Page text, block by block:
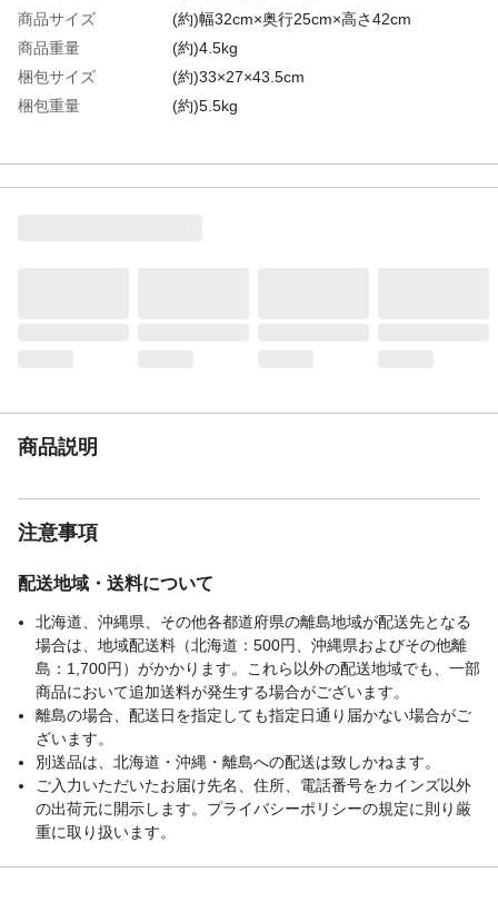
商品サイズ
(約)幅32cm×奥行25cm×高さ42cm
商品重量
(約)4.5kg
梱包サイズ
(約)33×27×43.5cm
梱包重量
(約)5.5kg
その他
完成品※使用している小物等は演出品で
す。 ※天然木を使用しているため、製品
商品説明
注意事項
配送地域・送料について
北海道、沖縄県、その他各都道府県の離島地域が配送先となる
場合は、地域配送料（北海道：500円、沖縄県およびその他離
島：1,700円）がかかります。これら以外の配送地域でも、一部
商品において追加送料が発生する場合がございます。
離島の場合、配送日を指定しても指定日通り届かない場合がご
ざいます。
別送品は、北海道・沖縄・離島への配送は致しかねます。
ご入力いただいたお届け先名、住所、電話番号をカインズ以外
の出荷元に開示します。プライバシーポリシーの規定に則り厳
重に取り扱います。